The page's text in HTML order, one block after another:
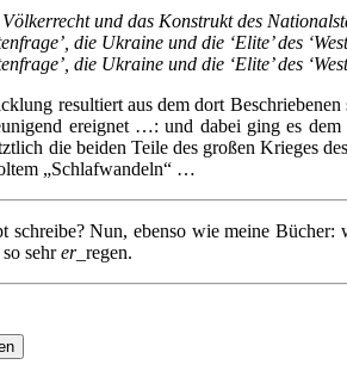
und das Konstrukt des
die Ukraine und die ‘Elite’ des
die Ukraine und die ‘Elite’ des
resultiert aus dem dort Beschriebenen
ereignet …: und dabei ging es
die beiden Teile des großen Krieges
„Schlafwandeln“ …
schreibe? Nun, ebenso wie meine
sehrer_regen.